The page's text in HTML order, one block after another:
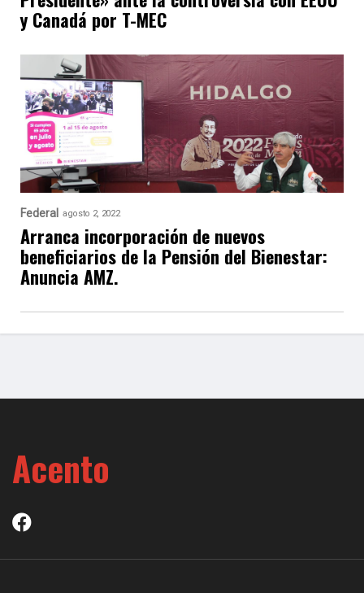
y Canadá por T-MEC
Federal agosto 2, 2022
Arranca incorporación de nuevos
beneficiarios de la Pensión del Bienestar:
Anuncia AMZ.
Acento